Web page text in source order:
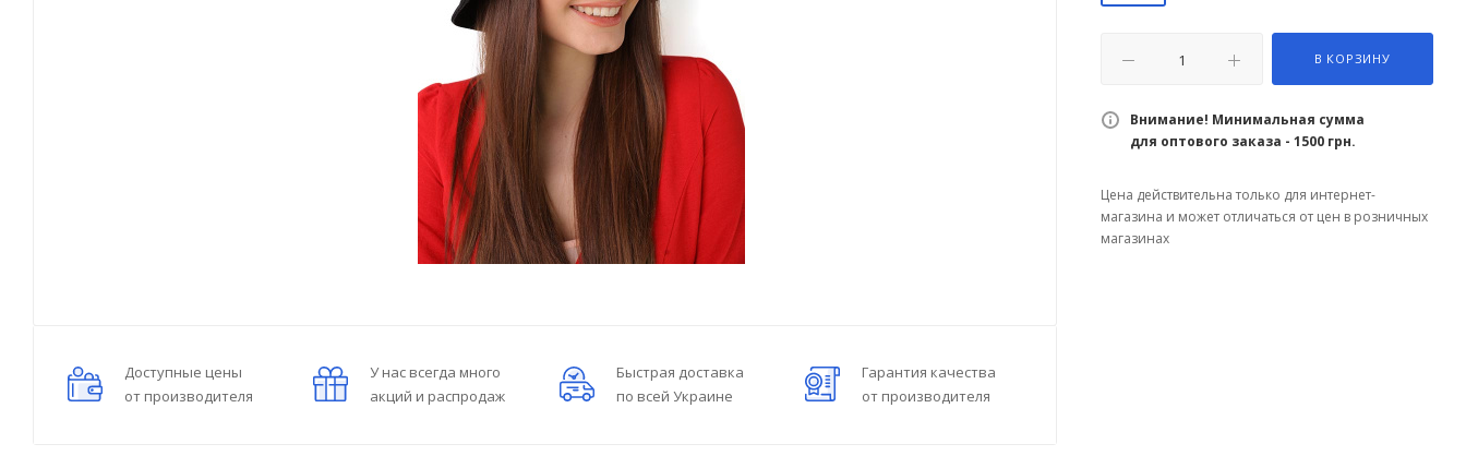
Доступные цены
от производителя
У нас всегда много
акций и распродаж
Быстрая доставка
по всей Украине
Гарантия качества
от производителя
В КОРЗИНУ
Внимание! Минимальная сумма
для оптового заказа - 1500 грн.
Цена действительна только для интернет-
магазина и может отличаться от цен в розничных
магазинах